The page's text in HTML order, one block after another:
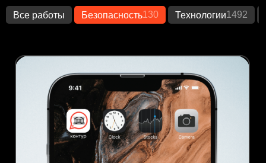
Все работы Безопасность130 Технологии1492